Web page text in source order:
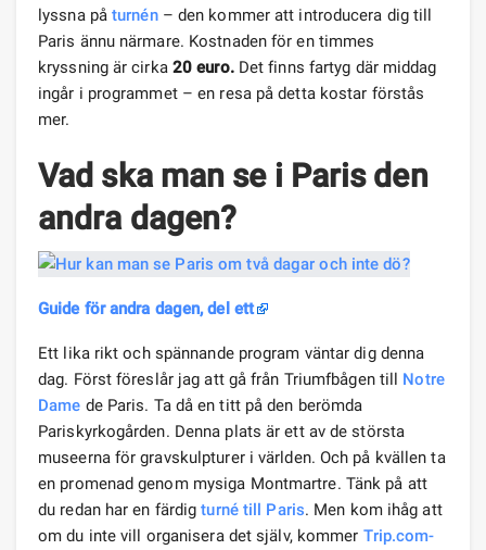
lyssna på turnén– den kommer att introducera dig till
Paris ännu närmare. Kostnaden för en timmes
kryssning är cirka 20 euro.Det finns fartyg där middag
ingår i programmet – en resa på detta kostar förstås
mer.
Vad ska man se i Paris den
andra dagen?
Guide för andra dagen, del ett
Ett lika rikt och spännande program väntar dig denna
dag. Först föreslår jag att gå från Triumfbågen till Notre
Dame de Paris. Ta då en titt på den berömda
Pariskyrkogården. Denna plats är ett av de största
museerna för gravskulpturer i världen. Och på kvällen ta
en promenad genom mysiga Montmartre. Tänk på att
du redan har en färdigturné till Paris. Men kom ihåg att
om du inte vill organisera det själv, kommer Trip.com-